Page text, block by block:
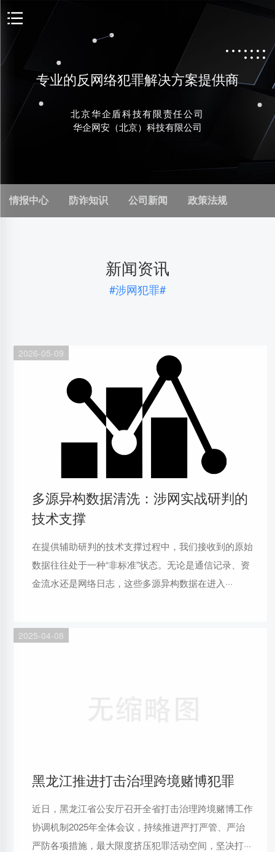
专业的反网络犯罪解决方案提供商
北京华企盾科技有限责任公司
华企网安（北京）科技有限公司
情报中心 防诈知识 公司新闻 政策法规
新闻资讯
#涉网犯罪#
2026-05-09
多源异构数据清洗：涉网实战研判的
技术支撑
在提供辅助研判的技术支撑过程中，我们接收到的原始
数据往往处于一种“非标准”状态。无论是通信记录、资
金流水还是网络日志，这些多源异构数据在进入···
2025-04-08
黑龙江推进打击治理跨境赌博犯罪
近日，黑龙江省公安厅召开全省打击治理跨境赌博工作
协调机制2025年全体会议，持续推进严打严管、严治
严防各项措施，最大限度挤压犯罪活动空间，坚决打···